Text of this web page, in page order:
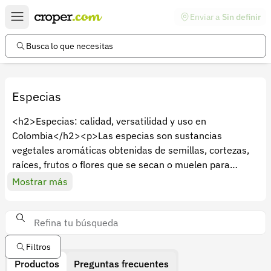
Enviar a Sin definir
Busca lo que necesitas
Especias
<h2>Especias: calidad, versatilidad y uso en
Colombia</h2><p>Las especias son sustancias
vegetales aromáticas obtenidas de semillas, cortezas,
raíces, frutos o flores que se secan o muelen para
liberar aceites esenciales y aromas intensos. En la
aportar sabor, aroma y color a procesos de
transformación y a productos finales. En Croper, la
categoría de especias agrupa opciones enteras y
molidas que se adaptan tanto a cocinas comerciales
Mostrar más
Filtros
Productos Preguntas frecuentes
Enlaces de interés
Preguntas frecuentes
Ayuda
Términos y condiciones
Política de devoluciones
Política de privacidad
Iniciar sesión
Registrarse